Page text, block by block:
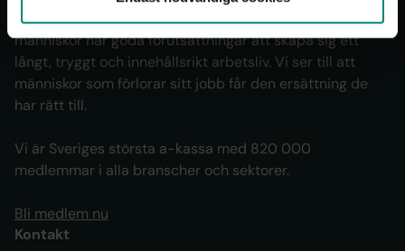
Akademikernas a-kassa vill se ett samhälle där alla
människor har goda förutsättningar att skapa sig ett
långt, tryggt och innehållsrikt arbetsliv. Vi ser till att
människor som förlorar sitt jobb får den ersättning de
har rätt till.
Vi är Sveriges största a-kassa med 820 000
medlemmar i alla branscher och sektorer.
Bli medlem nu
Kontakt